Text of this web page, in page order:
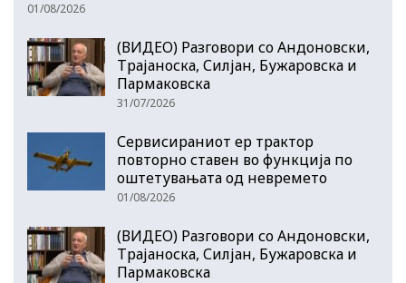
01/08/2026
(ВИДЕО) Разговори со Андоновски,
Трајаноска, Силјан, Бужаровска и
Пармаковска
31/07/2026
Сервисираниот ер трактор
повторно ставен во функција по
оштетувањата од невремето
01/08/2026
(ВИДЕО) Разговори со Андоновски,
Трајаноска, Силјан, Бужаровска и
Пармаковска